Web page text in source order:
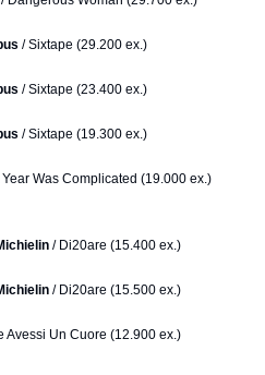
/ Sixtape (29.200 ex.)
/ Sixtape (23.400 ex.)
/ Sixtape (19.300 ex.)
Year Was Complicated (19.000 ex.)
/ Di20are (15.400 ex.)
/ Di20are (15.500 ex.)
Avessi Un Cuore (12.900 ex.)